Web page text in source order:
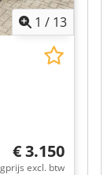
1 / 13
€ 3.150
excl. btw